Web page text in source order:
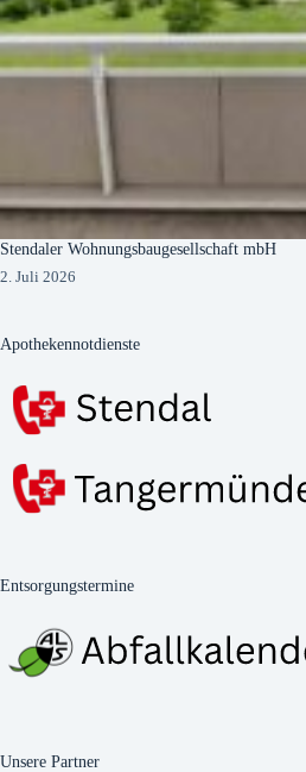
Stendaler Wohnungsbaugesellschaft mbH
2. Juli 2026
Apothekennotdienste
Entsorgungstermine
Unsere Partner